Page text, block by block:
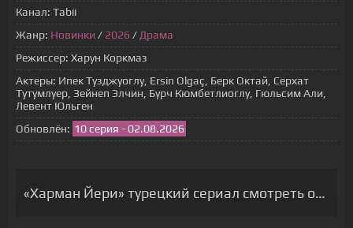
Канал: Tabii
Жанр: Новинки / 2026 / Драма
Режиссер: Харун Коркмаз
Актеры: Ипек Тузджуоглу, Ersin Olgaç, Берк Октай, Серхат
Тутумлуер, Зейнеп Элчин, Бурч Кюмбетлиоглу, Гюльсим Али,
Левент Юльген
Обновлён: 10 серия - 02.08.2026
«Харман Йери» турецкий сериал смотреть онлайн на русском